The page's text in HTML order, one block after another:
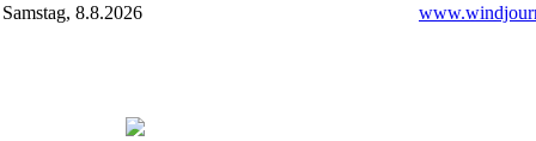
Samstag, 8.8.2026